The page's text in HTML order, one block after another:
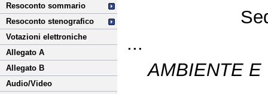
Resoconto sommario
Resoconto stenografico
Votazioni elettroniche
Allegato A
Allegato B
Audio/Video
...
AMBIENTE E